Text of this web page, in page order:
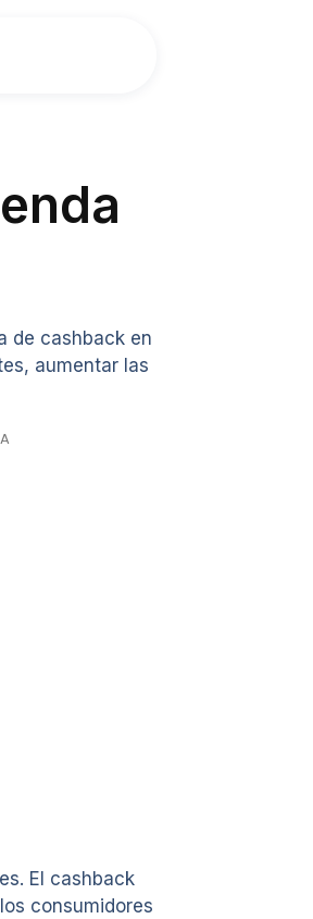
de cashback en
aumentar las
El cashback
consumidores